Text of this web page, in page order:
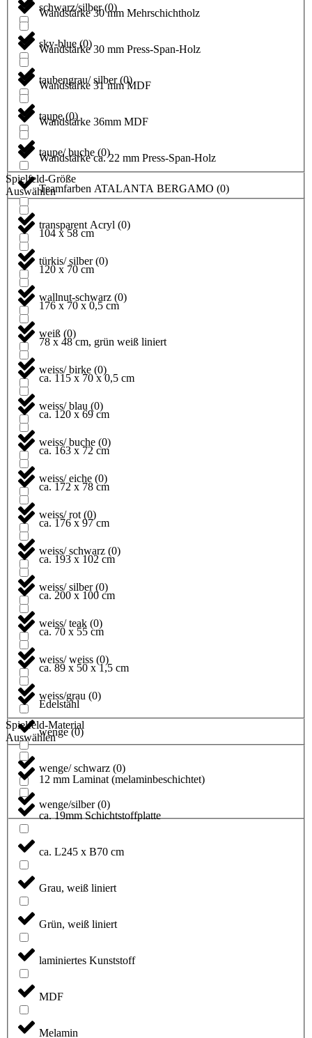
schwarz/silber(0)
sky-blue (0)
taubengrau/ silber(0)
taupe(0)
taupe/ buche (0)
Teamfarben ATALANTA BERGAMO (0)
transparent Acryl (0)
türkis/ silber(0)
wallnut-schwarz (0)
weiß (0)
weiss/ birke (0)
weiss/ blau (0)
weiss/ buche (0)
weiss/ eiche (0)
weiss/ rot (0)
weiss/ schwarz (0)
weiss/ silber(0)
weiss/ teak (0)
weiss/ weiss (0)
weiss/grau (0)
wenge(0)
wenge/ schwarz (0)
wenge/silber(0)
Wandstärke 30 mm Mehrschichtholz
Wandstärke 30 mm Press-Span-Holz
Wandstärke 31 mm MDF
Wandstärke 36mm MDF
Wandstärke ca. 22 mm Press-Span-Holz
Spielfeld-Größe
Auswählen
104 x 58 cm
120 x 70 cm
176 x 70 x 0,5 cm
78 x 48 cm, grün weiß liniert
ca. 115 x 70 x 0,5 cm
ca. 120 x 69 cm
ca. 163 x 72 cm
ca. 172 x 78 cm
ca. 176 x 97 cm
ca. 193 x 102 cm
ca. 200 x 100 cm
ca. 70 x 55 cm
ca. 89 x 50 x 1,5 cm
Edelstahl
Spielfeld-Material
Auswählen
12 mm Laminat (melaminbeschichtet)
ca. 19mm Schichtstoffplatte
ca. L245 x B70 cm
Grau, weiß liniert
Grün, weiß liniert
laminiertes Kunststoff
MDF
Melamin